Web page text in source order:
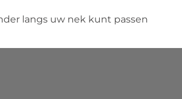
langs uw nek kunt passen